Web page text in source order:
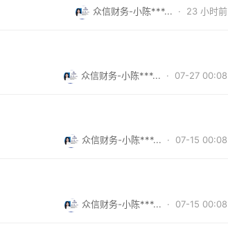
众信财务-小陈***... · 23 小时前
众信财务-小陈***... · 07-27 00:08
众信财务-小陈***... · 07-15 00:08
众信财务-小陈***... · 07-15 00:08